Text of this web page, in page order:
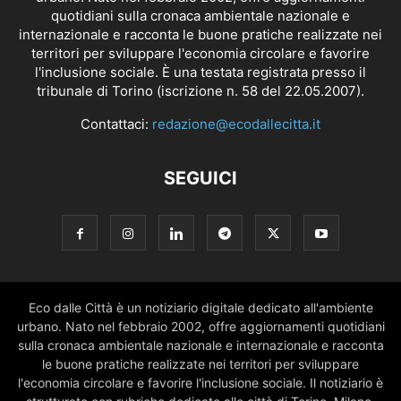
quotidiani sulla cronaca ambientale nazionale e
internazionale e racconta le buone pratiche realizzate nei
territori per sviluppare l'economia circolare e favorire
l'inclusione sociale. È una testata registrata presso il
tribunale di Torino (iscrizione n. 58 del 22.05.2007).
Contattaci: redazione@ecodallecitta.it
SEGUICI
Eco dalle Città è un notiziario digitale dedicato all'ambiente
urbano. Nato nel febbraio 2002, offre aggiornamenti quotidiani
sulla cronaca ambientale nazionale e internazionale e racconta
le buone pratiche realizzate nei territori per sviluppare
l'economia circolare e favorire l'inclusione sociale. Il notiziario è